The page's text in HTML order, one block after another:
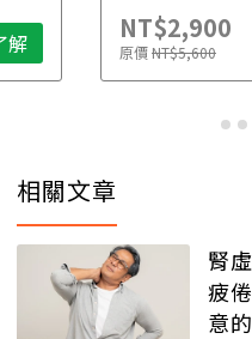
解 NT$2,900
原價NT$5,600
相關文章
腎
疲
意